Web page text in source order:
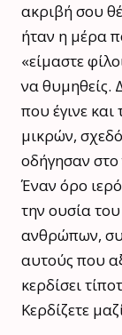
ακριβή σου
ήταν η μέρα
«είμαστε
να θυμηθείς.
που έγινε
μικρών,
οδήγησαν στο
Έναν όρο
την ουσία
ανθρώπων,
αυτούς που
κερδίσει
Κερδίζετε